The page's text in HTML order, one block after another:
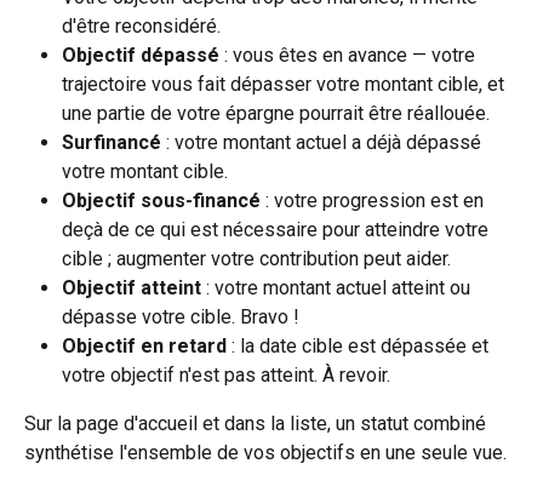
d'être reconsidéré.
Objectif dépassé : vous êtes en avance — votre
trajectoire vous fait dépasser votre montant cible, et
une partie de votre épargne pourrait être réallouée.
Surfinancé : votre montant actuel a déjà dépassé
votre montant cible.
Objectif sous-financé : votre progression est en
deçà de ce qui est nécessaire pour atteindre votre
cible ; augmenter votre contribution peut aider.
Objectif atteint : votre montant actuel atteint ou
dépasse votre cible. Bravo !
Objectif en retard : la date cible est dépassée et
votre objectif n'est pas atteint. À revoir.
Sur la page d'accueil et dans la liste, un statut combiné
synthétise l'ensemble de vos objectifs en une seule vue.